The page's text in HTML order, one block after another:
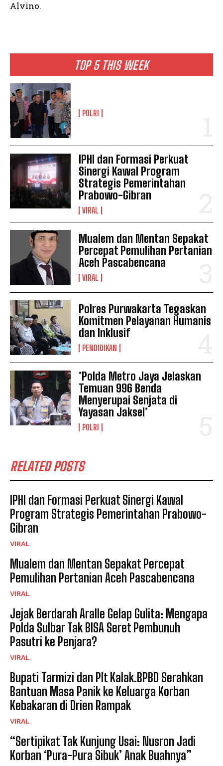
TOP 5 THIS WEEK
POLRI
IPHI dan Formasi Perkuat
Sinergi Kawal Program
Strategis Pemerintahan
Prabowo-Gibran
VIRAL
Mualem dan Mentan Sepakat
Percepat Pemulihan Pertanian
Aceh Pascabencana
VIRAL
Polres Purwakarta Tegaskan
Komitmen Pelayanan Humanis
dan Inklusif
PENDIDIKAN
*Polda Metro Jaya Jelaskan
Temuan 996 Benda
Menyerupai Senjata di
Yayasan Jaksel*
POLRI
RELATED POSTS
IPHI dan Formasi Perkuat Sinergi Kawal
Program Strategis Pemerintahan Prabowo-
Gibran
VIRAL
Mualem dan Mentan Sepakat Percepat
Pemulihan Pertanian Aceh Pascabencana
VIRAL
Jejak Berdarah Aralle Gelap Gulita: Mengapa
Polda Sulbar Tak BISA Seret Pembunuh
Pasutri ke Penjara?
VIRAL
Bupati Tarmizi dan Plt Kalak.BPBD Serahkan
Bantuan Masa Panik ke Keluarga Korban
Kebakaran di Drien Rampak
VIRAL
“Sertipikat Tak Kunjung Usai: Nusron Jadi
Korban ‘Pura-Pura Sibuk’ Anak Buahnya”
Alvino.